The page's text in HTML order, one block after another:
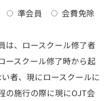
準会員
会費免除
は、ロースクール修了者
ースクール修了時から起
者、現にロースクールに
の施行の際に現にOJT会